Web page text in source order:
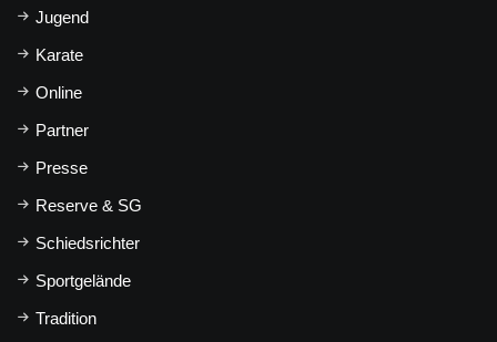
Jugend
Karate
Online
Partner
Presse
Reserve & SG
Schiedsrichter
Sportgelände
Tradition